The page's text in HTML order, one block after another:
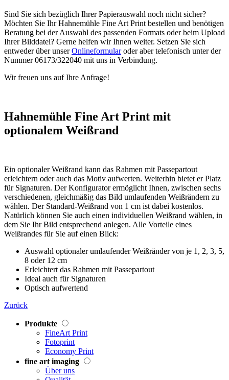
Sind Sie sich bezüglich Ihrer Papierauswahl noch nicht sicher?
Möchten Sie Ihr Hahnemühle Fine Art Print bestellen und benötigen
Beratung bei der Auswahl des passenden Formats oder beim Upload
Ihrer Bilddatei? Gerne helfen wir Ihnen weiter. Setzen Sie sich
entweder über unserOnlineformularoder aber telefonisch unter der
Nummer 06173/322040 mit uns in Verbindung.
Wir freuen uns auf Ihre Anfrage!
Hahnemühle Fine Art Print mit
optionalem Weißrand
Ein optionaler Weißrand kann das Rahmen mit Passepartout
erleichtern oder auch das Motiv aufwerten. Weiterhin bietet er Platz
für Signaturen. Der Konfigurator ermöglicht Ihnen, zwischen sechs
verschiedenen, gleichmäßig das Bild umlaufenden Weißrändern zu
wählen. Der Standard-Weißrand von 1 cm ist dabei kostenlos.
Natürlich können Sie auch einen individuellen Weißrand wählen, in
dem Sie Ihr Bild entsprechend anlegen. Alle Vorteile eines
Weißrandes für Sie auf einen Blick:
Auswahl optionaler umlaufender Weißränder von je 1, 2, 3, 5,
8 oder 12 cm
Erleichtert das Rahmen mit Passepartout
Ideal auch für Signaturen
Optisch aufwertend
Zurück
Produkte
FineArt Print
Fotoprint
Economy Print
fine art imaging
Über uns